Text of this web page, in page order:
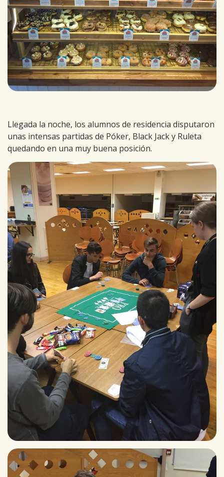
Llegada la noche, los alumnos de residencia disputaron
unas intensas partidas de Póker, Black Jack y Ruleta
quedando en una muy buena posición.